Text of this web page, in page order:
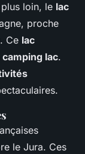
loin, le lac
proche
Ce lac
camping lac.
le Jura. Ces